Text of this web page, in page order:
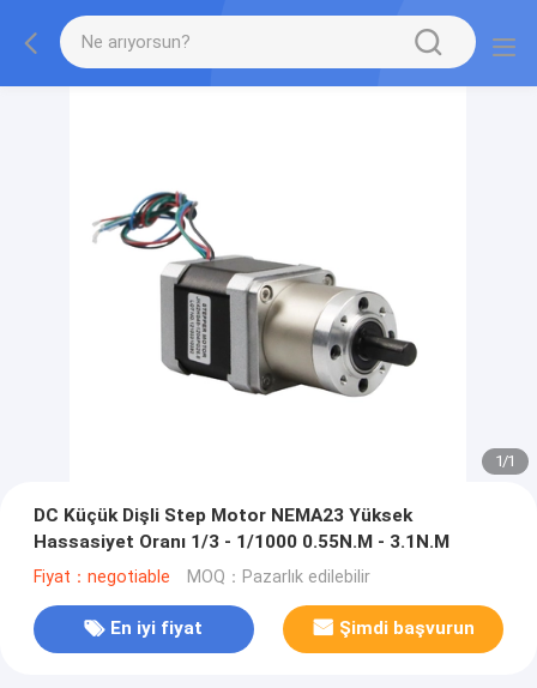
1/1
DC Küçük Dişli Step Motor NEMA23 Yüksek
Hassasiyet Oranı 1/3 - 1/1000 0.55N.M - 3.1N.M
Fiyat：negotiable MOQ：Pazarlık edilebilir
En iyi fiyat Şimdi başvurun